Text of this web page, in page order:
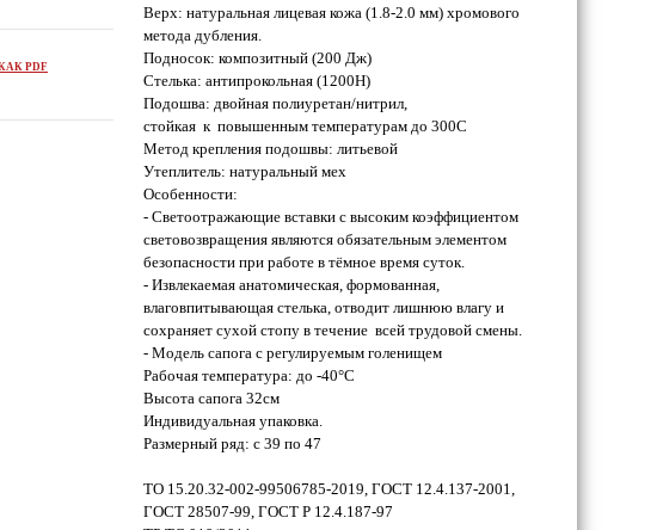
PDF
Верх: натуральная лицевая кожа (1.8-2.0 мм) хромового
метода дубления.
Подносок: композитный (200 Дж)
Стелька: антипрокольная (1200H)
Подошва: двойная полиуретан/нитрил,
стойкая к повышенным температурам до 300С
Метод крепления подошвы: литьевой
Утеплитель: натуральный мех
Особенности:
- Светоотражающие вставки с высоким коэффициентом
световозвращения являются обязательным элементом
безопасности при работе в тёмное время суток.
- Извлекаемая анатомическая, формованная,
влаговпитывающая стелька, отводит лишнюю влагу и
сохраняет сухой стопу в течение всей трудовой смены.
- Модель сапога с регулируемым голенищем
Рабочая температура: до -40°С
Высота сапога 32см
Индивидуальная упаковка.
Размерный ряд: с 39 по 47
ТО 15.20.32-002-99506785-2019, ГОСТ 12.4.137-2001,
ГОСТ 28507-99, ГОСТ Р 12.4.187-97